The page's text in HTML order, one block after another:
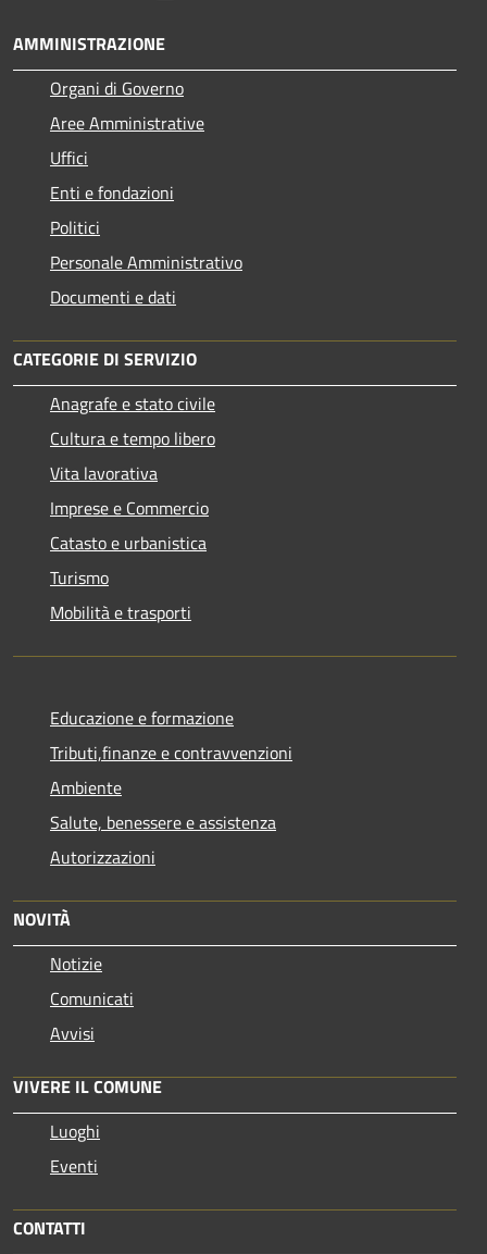
AMMINISTRAZIONE
Organi di Governo
Aree Amministrative
Uffici
Enti e fondazioni
Politici
Personale Amministrativo
Documenti e dati
CATEGORIE DI SERVIZIO
Anagrafe e stato civile
Cultura e tempo libero
Vita lavorativa
Imprese e Commercio
Catasto e urbanistica
Turismo
Mobilità e trasporti
Educazione e formazione
Tributi,finanze e contravvenzioni
Ambiente
Salute, benessere e assistenza
Autorizzazioni
NOVITÀ
Notizie
Comunicati
Avvisi
VIVERE IL COMUNE
Luoghi
Eventi
CONTATTI